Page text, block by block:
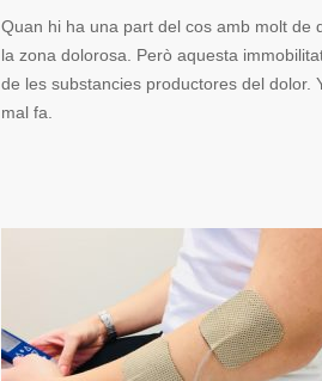
Quan hi ha una part del cos amb molt de
la zona dolorosa. Però aquesta
de les substancies productores del dolor.
mal fa.